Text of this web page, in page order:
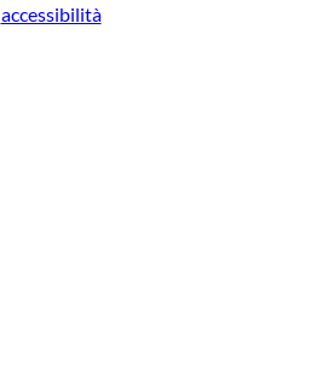
accessibilità